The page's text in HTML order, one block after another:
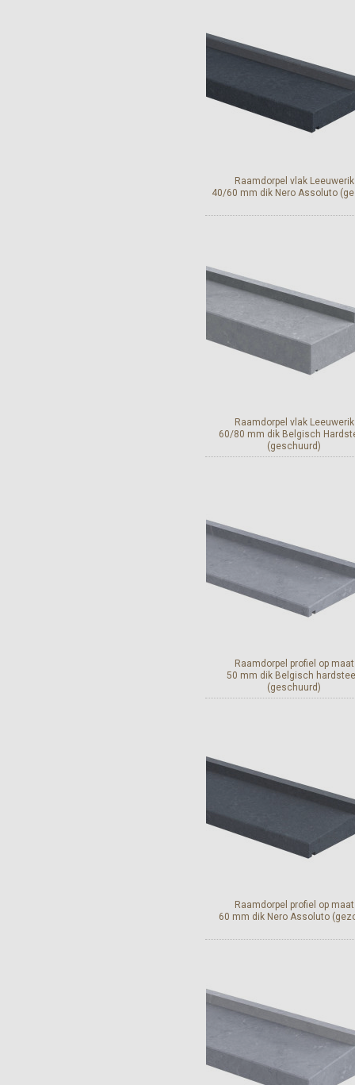
Raamdorpel vlak Leeuwerik
40/60 mm dik Nero Assoluto
Raamdorpel vlak Leeuwerik
60/80 mm dik Belgisch
(geschuurd)
Raamdorpel profiel op maat
50 mm dik Belgisch
(geschuurd)
Raamdorpel profiel op maat
60 mm dik Nero Assoluto